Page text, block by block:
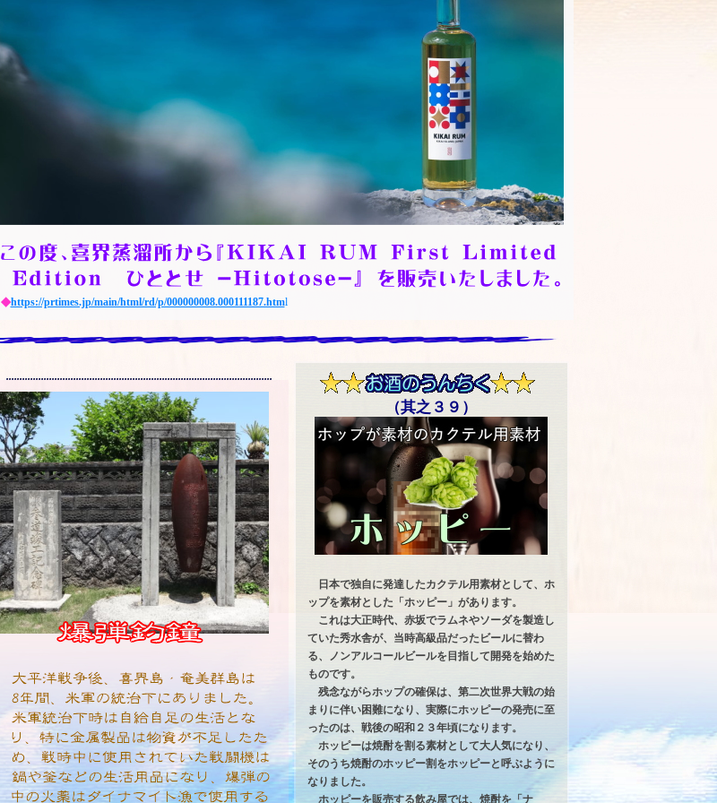
◆https://prtimes.jp/main/html/rd/p/000000008.000111187.html
（其之３９）
日本で独自に発達したカクテル用素材として、ホ
ップを素材とした「ホッピー」があります。
これは大正時代、赤坂でラムネやソーダを製造し
ていた秀水舎が、当時高級品だったビールに替わ
る、ノンアルコールビールを目指して開発を始めた
ものです。
残念ながらホップの確保は、第二次世界大戦の始
まりに伴い困難になり、実際にホッピーの発売に至
ったのは、戦後の昭和２３年頃になります。
ホッピーは焼酎を割る素材として大人気になり、
そのうち焼酎のホッピー割をホッピーと呼ぶように
なりました。
ホッピーを販売する飲み屋では、焼酎を「ナ